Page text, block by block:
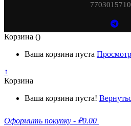
Корзина ()
Ваша корзина пуста
↑
Корзина
Ваша корзина пуста!
Оформить покупку - ₽0.00